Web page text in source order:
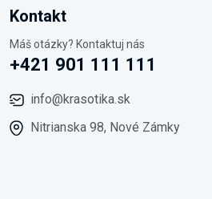
Kontakt
Máš otázky? Kontaktuj nás
+421 901 111 111
info@krasotika.sk
Nitrianska 98, Nové Zámky